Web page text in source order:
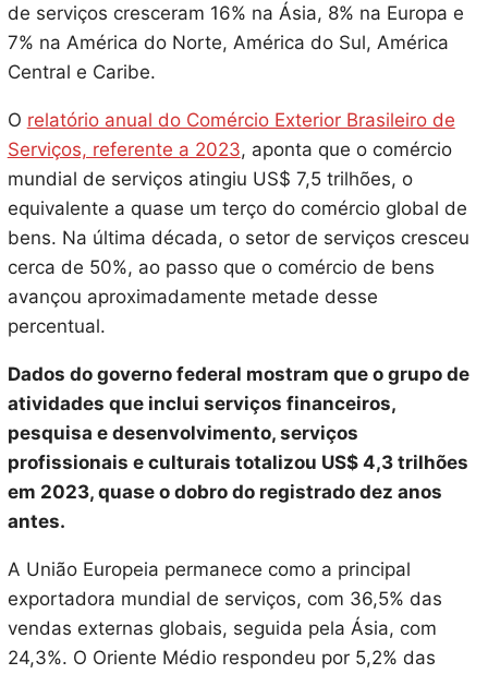
de serviços cresceram 16% na Ásia, 8% na Europa e
7% na América do Norte, América do Sul, América
Central e Caribe.
O relatório anual do Comércio Exterior Brasileiro de
Serviços, referente a 2023, aponta que o comércio
mundial de serviços atingiu US$ 7,5 trilhões, o
equivalente a quase um terço do comércio global de
bens. Na última década, o setor de serviços cresceu
cerca de 50%, ao passo que o comércio de bens
avançou aproximadamente metade desse
percentual.
Dados do governo federal mostram que o grupo de
atividades que inclui serviços financeiros,
pesquisa e desenvolvimento, serviços
profissionais e culturais totalizou US$ 4,3 trilhões
em 2023, quase o dobro do registrado dez anos
antes.
A União Europeia permanece como a principal
exportadora mundial de serviços, com 36,5% das
vendas externas globais, seguida pela Ásia, com
24,3%. O Oriente Médio respondeu por 5,2% das